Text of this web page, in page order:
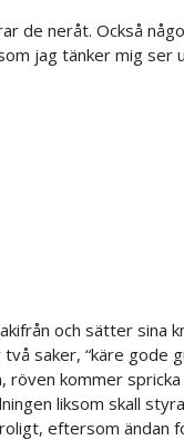
de neråt. Också
jag tänker mig ser
och sätter sina
saker, “käre gode
kommer spricka
liksom skall
eftersom ändan